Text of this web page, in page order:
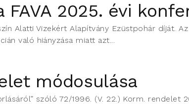
2025. évi
Alatti Vizekért Alapítvány Ezüstpohár díját.
való hiányzása miatt azt...
módosulása
szóló 72/1996. (V. 22.) Korm. rendelet